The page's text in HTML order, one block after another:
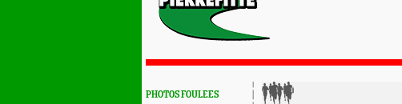
PHOTOS FOULEES